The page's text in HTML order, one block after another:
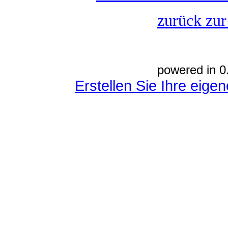
zurück
powered in
Erstellen Sie Ihre